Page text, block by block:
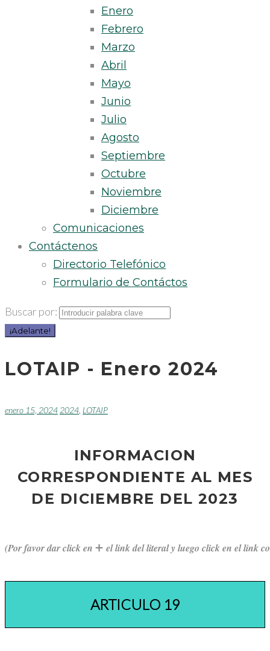
Enero
Febrero
Marzo
Abril
Mayo
Junio
Julio
Agosto
Septiembre
Octubre
Noviembre
Diciembre
Comunicaciones
Contáctenos
Directorio Telefónico
Formulario de Contáctos
Buscar por:
¡Adelante!
LOTAIP - Enero 2024
enero 15, 2024 2024 LOTAIP
INFORMACION
CORRESPONDIENTE AL MES
DE DICIEMBRE DEL 2023
(Por favor dar click en + el link del literal y luego click en el link
ARTICULO 19